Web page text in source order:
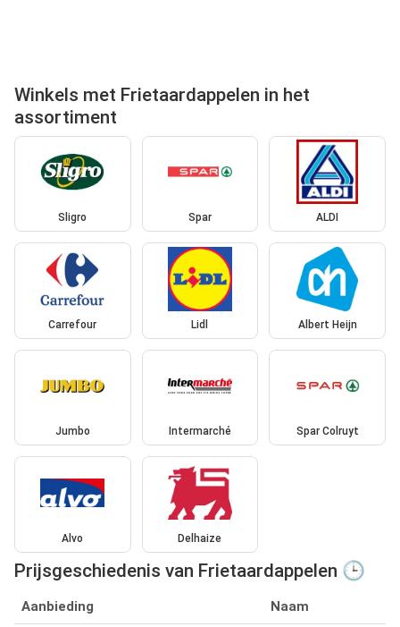
Winkels met Frietaardappelen in het
assortiment
Sligro Spar ALDI
Carrefour Lidl Albert Heijn
Jumbo Intermarché Spar Colruyt
Alvo Delhaize
Prijsgeschiedenis van Frietaardappelen 🕒
Aanbieding Naam